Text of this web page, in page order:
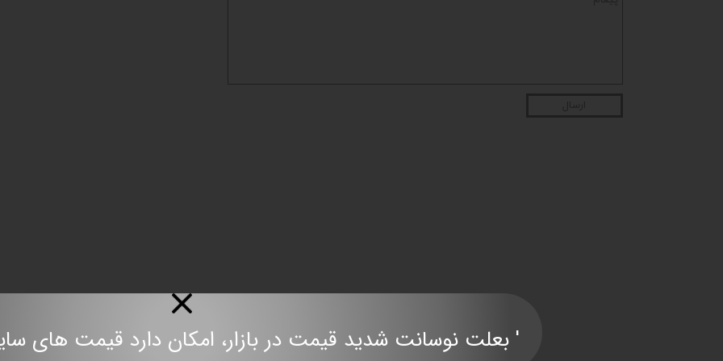
' بعلت نوسانت شدید قیمت در بازار، امکان دارد قیمت های